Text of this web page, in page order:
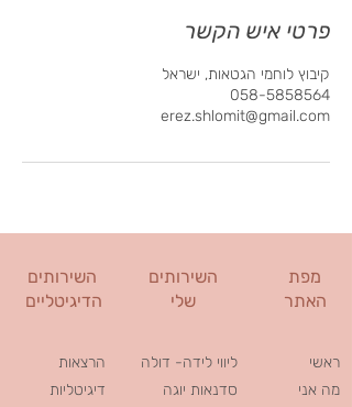
פרטי איש הקשר
קיבוץ לוחמי הגטאות, ישראל
058-5858564
erez.shlomit@gmail.com
השירותים
הדיגיטליים
השירותים
שלי
מפת
האתר
הרצאות
דיגיטליות
ליווי לידה- דולה
סדנאות יוגה
ראשי
מה אני